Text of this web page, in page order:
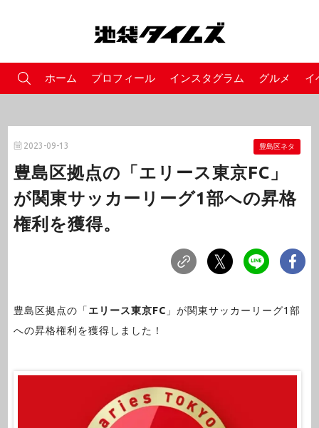
ホーム プロフィール インスタグラム グルメ イ
2023-09-13 豊島区ネタ
豊島区拠点の「エリース東京FC」
が関東サッカーリーグ1部への昇格
権利を獲得。
豊島区拠点の「 エリース東京FC 」が関東サッカーリーグ1部
への昇格権利を獲得しました！